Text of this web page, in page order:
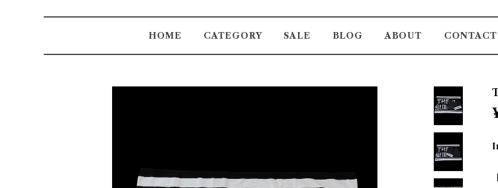
HOME CATEGORY SALE BLOG ABOUT CONTACT